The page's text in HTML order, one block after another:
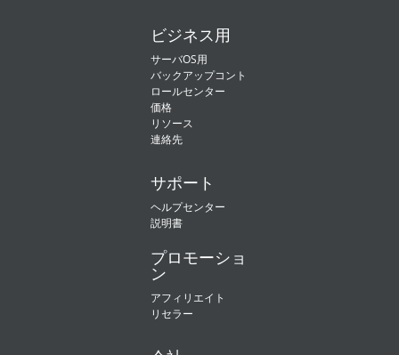
ビジネス用
サーバOS用
バックアップコント
ロールセンター
価格
リソース
連絡先
サポート
ヘルプセンター
説明書
プロモーショ
ン
アフィリエイト
リセラー